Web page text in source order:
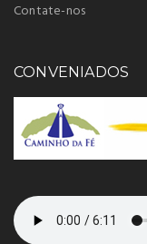
Contate-nos
CONVENIADOS